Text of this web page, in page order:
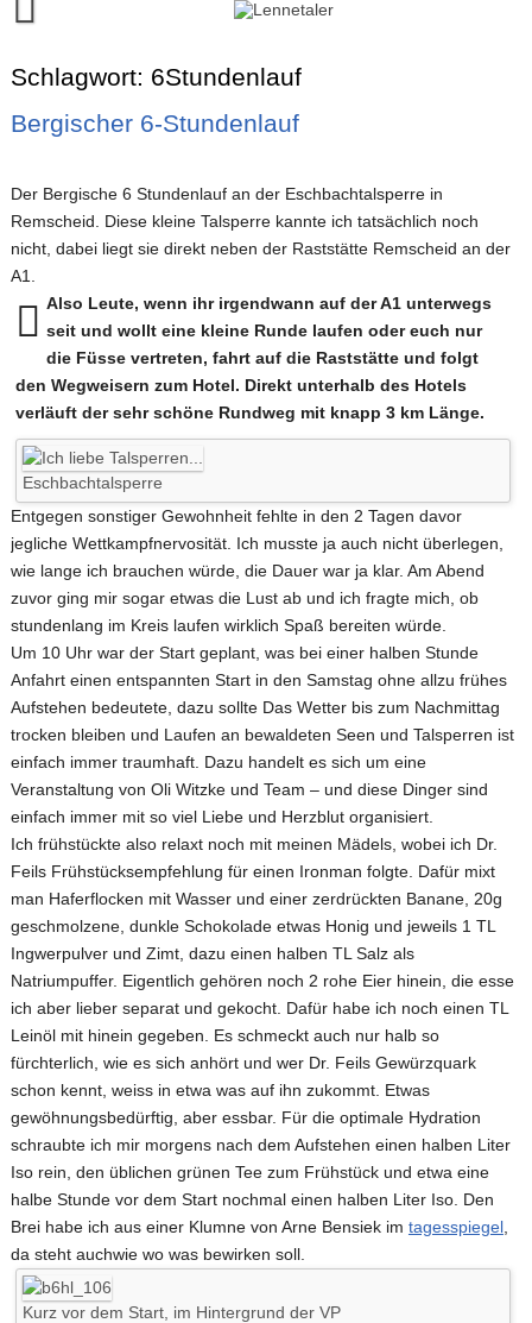
Kontakt
Schlagwort: 6Stundenlauf
Bergischer 6-Stundenlauf
Der Bergische 6 Stundenlauf an der Eschbachtalsperre in
Remscheid. Diese kleine Talsperre kannte ich tatsächlich noch
nicht, dabei liegt sie direkt neben der Raststätte Remscheid an der
A1.
Also Leute, wenn ihr irgendwann auf der A1 unterwegs
seit und wollt eine kleine Runde laufen oder euch nur
die Füsse vertreten, fahrt auf die Raststätte und folgt
den Wegweisern zum Hotel. Direkt unterhalb des Hotels
verläuft der sehr schöne Rundweg mit knapp 3 km Länge.
Eschbachtalsperre
Entgegen sonstiger Gewohnheit fehlte in den 2 Tagen davor
jegliche Wettkampfnervosität. Ich musste ja auch nicht überlegen,
wie lange ich brauchen würde, die Dauer war ja klar. Am Abend
zuvor ging mir sogar etwas die Lust ab und ich fragte mich, ob
stundenlang im Kreis laufen wirklich Spaß bereiten würde.
Um 10 Uhr war der Start geplant, was bei einer halben Stunde
Anfahrt einen entspannten Start in den Samstag ohne allzu frühes
Aufstehen bedeutete, dazu sollte Das Wetter bis zum Nachmittag
trocken bleiben und Laufen an bewaldeten Seen und Talsperren ist
einfach immer traumhaft. Dazu handelt es sich um eine
Veranstaltung von Oli Witzke und Team – und diese Dinger sind
einfach immer mit so viel Liebe und Herzblut organisiert.
Ich frühstückte also relaxt noch mit meinen Mädels, wobei ich Dr.
Feils Frühstücksempfehlung für einen Ironman folgte. Dafür mixt
man Haferflocken mit Wasser und einer zerdrückten Banane, 20g
geschmolzene, dunkle Schokolade etwas Honig und jeweils 1 TL
Ingwerpulver und Zimt, dazu einen halben TL Salz als
Natriumpuffer. Eigentlich gehören noch 2 rohe Eier hinein, die esse
ich aber lieber separat und gekocht. Dafür habe ich noch einen TL
Leinöl mit hinein gegeben. Es schmeckt auch nur halb so
fürchterlich, wie es sich anhört und wer Dr. Feils Gewürzquark
schon kennt, weiss in etwa was auf ihn zukommt. Etwas
gewöhnungsbedürftig, aber essbar. Für die optimale Hydration
schraubte ich mir morgens nach dem Aufstehen einen halben Liter
Iso rein, den üblichen grünen Tee zum Frühstück und etwa eine
halbe Stunde vor dem Start nochmal einen halben Liter Iso. Den
Brei habe ich aus einer Klumne von Arne Bensiek im tagesspiegel,
da steht auchwie wo was bewirken soll.
Kurz vor dem Start, im Hintergrund der VP